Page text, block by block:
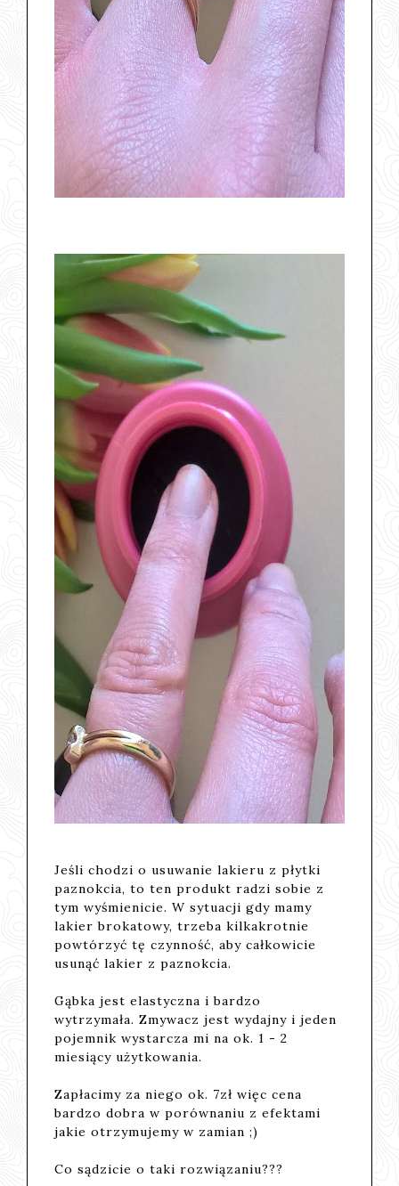
Jeśli chodzi o usuwanie lakieru z płytki
paznokcia, to ten produkt radzi sobie z
tym wyśmienicie. W sytuacji gdy mamy
lakier brokatowy, trzeba kilkakrotnie
powtórzyć tę czynność, aby całkowicie
usunąć lakier z paznokcia.
Gąbka jest elastyczna i bardzo
wytrzymała. Zmywacz jest wydajny i jeden
pojemnik wystarcza mi na ok. 1 - 2
miesiący użytkowania.
Zapłacimy za niego ok. 7zł więc cena
bardzo dobra w porównaniu z efektami
jakie otrzymujemy w zamian ;)
Co sądzicie o taki rozwiązaniu???